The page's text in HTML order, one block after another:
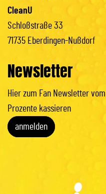
CleanU
Schloßstraße 33
71735 Eberdingen-Nußdorf
Newsletter
Hier zum Fan Newsletter
Prozente kassieren
anmelden